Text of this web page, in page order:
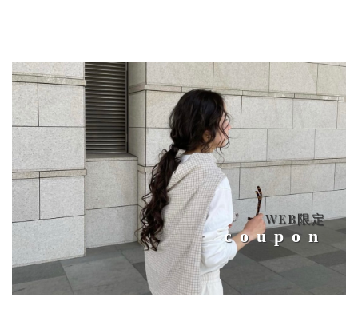
WEB限定
coupon